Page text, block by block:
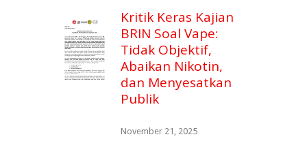
Kritik Keras Kajian
BRIN Soal Vape:
Tidak Objektif,
Abaikan Nikotin,
dan Menyesatkan
Publik
November 21, 2025